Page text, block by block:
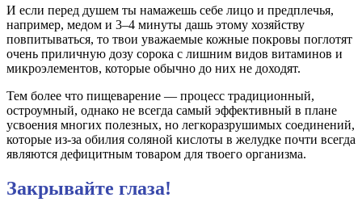
И если перед душем ты намажешь себе лицо и предплечья,
например, медом и 3–4 минуты дашь этому хозяйству
повпитываться, то твои уважаемые кожные покровы поглотят
очень приличную дозу сорока с лишним видов витаминов и
микроэлементов, которые обычно до них не доходят.
Тем более что пищеварение — процесс традиционный,
остроумный, однако не всегда самый эффективный в плане
усвоения многих полезных, но легкоразрушимых соединений,
которые из-за обилия соляной кислоты в желудке почти всегда
являются дефицитным товаром для твоего организма.
Закрывайте глаза!